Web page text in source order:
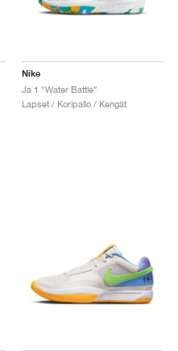
Nike
Ja 1 "Water Battle"
Lapset / Koripallo / Kengät